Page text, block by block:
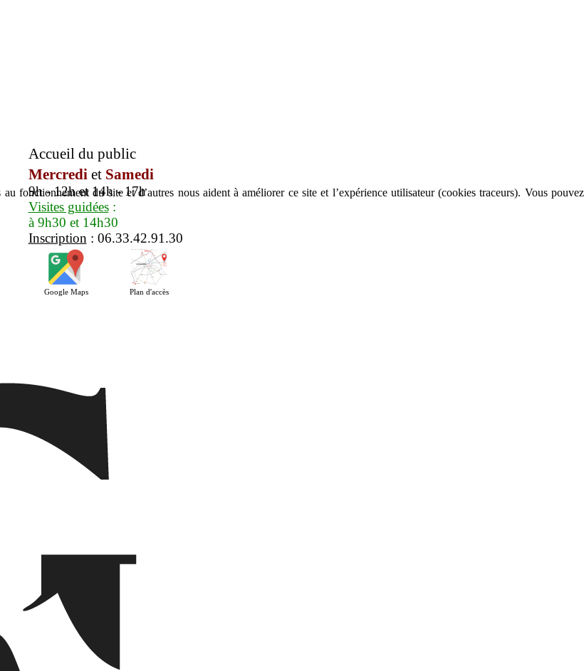
Accueil du public
Mercredi et Samedi
9h - 12h et 14h - 17h
Visites guidées:
à 9h30 et 14h30
Inscription : 06.33.42.91.30
Google Maps Plan d'accès
fonctionnement du site et d’autres nous aident à améliorer ce site et l’expérience utilisateur (cookies traceurs). Vous pouvez